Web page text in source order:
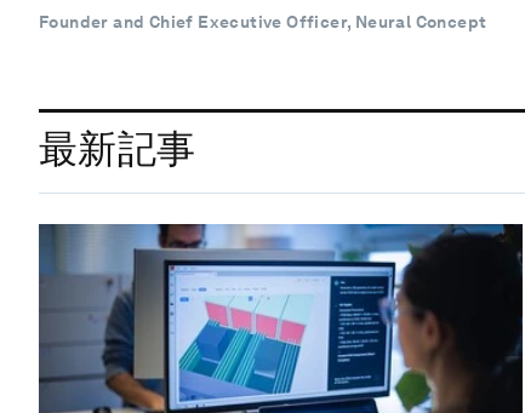
Founder and Chief Executive Officer, Neural Concept
最新記事